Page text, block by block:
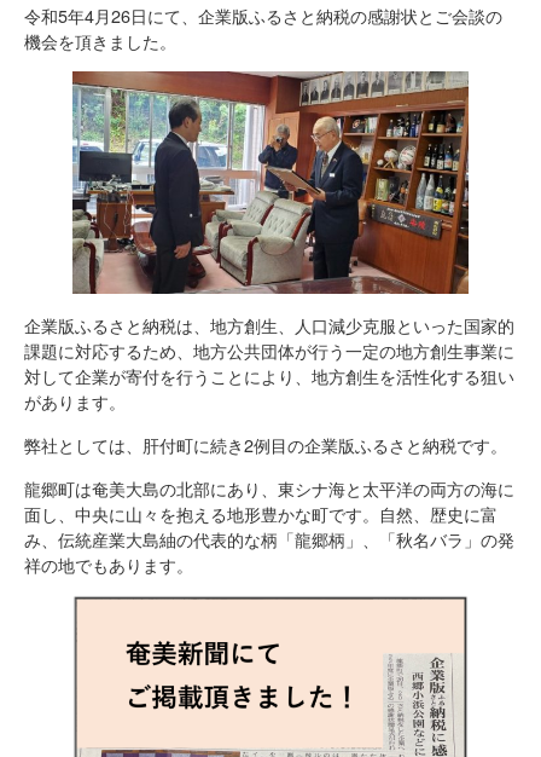
令和5年4月26日にて、企業版ふるさと納税の感謝状とご会談の
機会を頂きました。
企業版ふるさと納税は、地方創生、人口減少克服といった国家的
課題に対応するため、地方公共団体が行う一定の地方創生事業に
対して企業が寄付を行うことにより、地方創生を活性化する狙い
があります。
弊社としては、肝付町に続き2例目の企業版ふるさと納税です。
龍郷町は奄美大島の北部にあり、東シナ海と太平洋の両方の海に
面し、中央に山々を抱える地形豊かな町です。自然、歴史に富
み、伝統産業大島紬の代表的な柄「龍郷柄」、「秋名バラ」の発
祥の地でもあります。